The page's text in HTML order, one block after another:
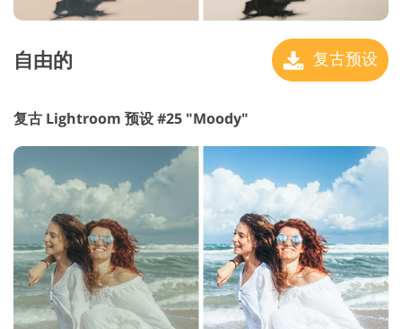
自由的 复古预设
复古 Lightroom 预设 #25 "Moody"